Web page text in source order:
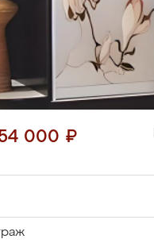
000 ₽